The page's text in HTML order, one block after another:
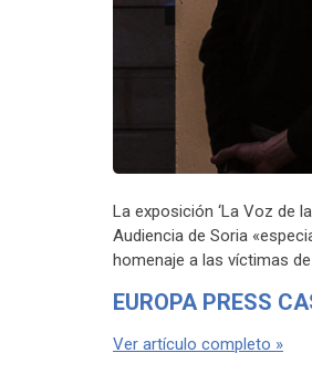
La exposición ‘La Voz de
Audiencia de Soria
homenaje a las víctimas
EUROPA PRESS
Ver artículo completo »